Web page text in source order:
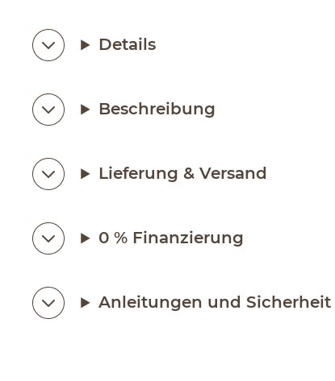
Details
Beschreibung
Lieferung & Versand
0 % Finanzierung
Anleitungen und Sicherheit